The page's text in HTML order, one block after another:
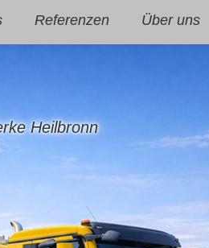
Referenzen Über uns
Heilbronn